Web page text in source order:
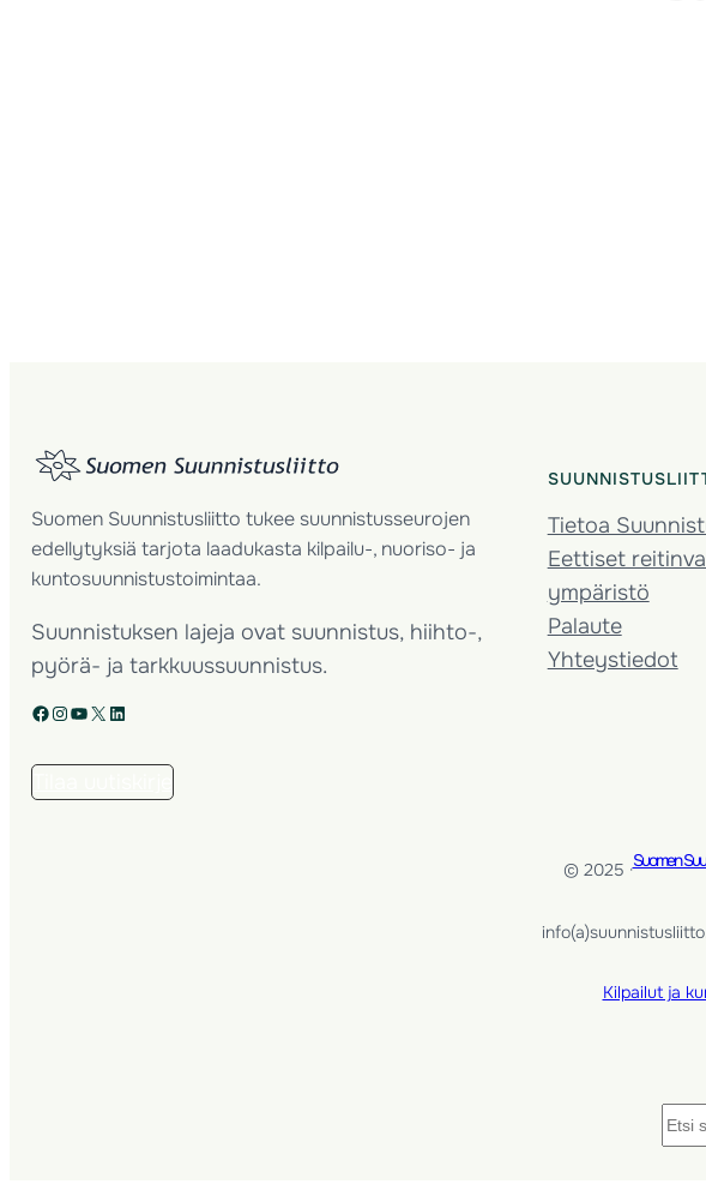
Suomen Suunnistusliitto tukee suunnistusseurojen
edellytyksiä tarjota laadukasta kilpailu-, nuoriso- ja
kuntosuunnistustoimintaa.
Suunnistuksen lajeja ovat suunnistus, hiihto-,
pyörä- ja tarkkuussuunnistus.
Facebook Instagram YouTube X LinkedIn
Tietoa
Eettiset
ympäristö
Palaute
Yhteystiedot
© 2025 ·Suomen
Kilpailut ja
Etsi